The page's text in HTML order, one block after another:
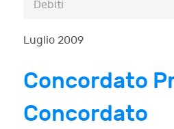
Debiti
Luglio 2009
Concordato
Concordato